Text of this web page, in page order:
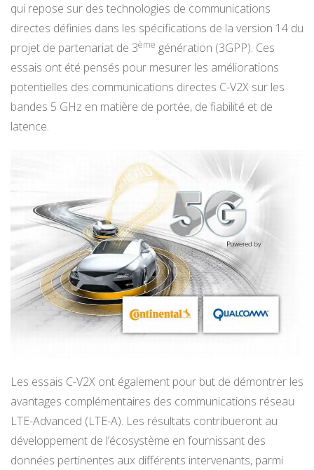
qui repose sur des technologies de communications
directes définies dans les spécifications de la version 14 du
projet de partenariat de 3ème génération (3GPP). Ces
essais ont été pensés pour mesurer les améliorations
potentielles des communications directes C-V2X sur les
bandes 5 GHz en matière de portée, de fiabilité et de
latence.
Les essais C-V2X ont également pour but de démontrer les
avantages complémentaires des communications réseau
LTE-Advanced (LTE-A). Les résultats contribueront au
développement de l’écosystème en fournissant des
données pertinentes aux différents intervenants, parmi